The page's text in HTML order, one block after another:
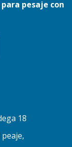
pesaje con
18